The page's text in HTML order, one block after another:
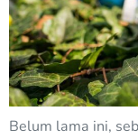
Belum lama ini,